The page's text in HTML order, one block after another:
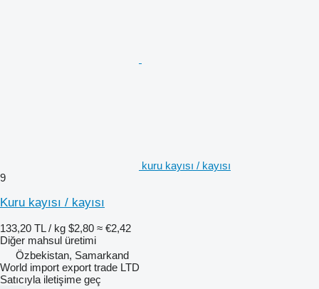
kuru kayısı / kayısı
9
Kuru kayısı / kayısı
133,20 TL / kg $2,80 ≈ €2,42
Diğer mahsul üretimi
Özbekistan, Samarkand
World import export trade LTD
Satıcıyla iletişime geç